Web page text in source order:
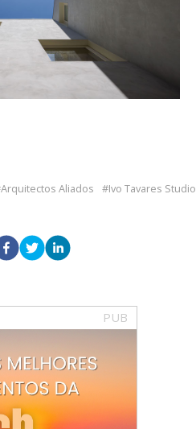
Arquitectos Aliados Ivo Tavares Studio
PUB